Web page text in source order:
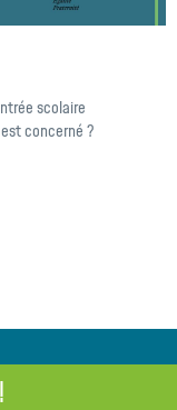
scolaire
concerné ?